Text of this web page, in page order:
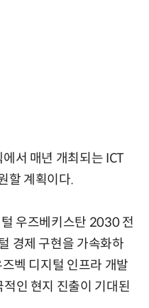
서 매년 개최되는 ICT
할 계획이다.
우즈베키스탄 2030 전
경제 구현을 가속화하
벡 디지털 인프라 개발
인 현지 진출이 기대된